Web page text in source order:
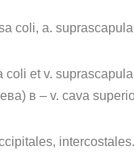
coli, a.
coli et v.
в – v. cava
intercostales.